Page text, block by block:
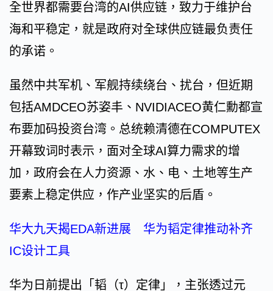
全世界都需要台湾的AI供应链，致力于维护台
海和平稳定，就是政府对全球供应链最负责任
的承诺。
虽然中共军机、军舰持续绕台、扰台，但近期
包括AMDCEO苏姿丰、NVIDIACEO黄仁勳都宣
布要加码投资台湾。总统赖清德在COMPUTEX
开幕致词时表示，面对全球AI算力需求的增
加，政府会在人力资源、水、电、土地等生产
要素上稳定供应，作产业坚实的后盾。
华大九天揭EDA新进展 华为韬定律推动补齐
IC设计工具
华为日前提出「韬（τ）定律」，主张透过元